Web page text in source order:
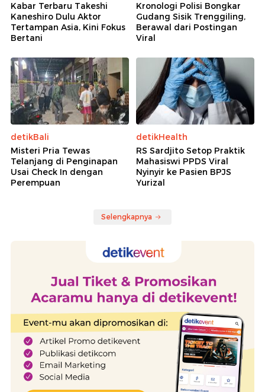
Kabar Terbaru Takeshi
Kaneshiro Dulu Aktor
Tertampan Asia, Kini Fokus
Bertani
Kronologi Polisi Bongkar
Gudang Sisik Trenggiling,
Berawal dari Postingan
Viral
detikBali
Misteri Pria Tewas
Telanjang di Penginapan
Usai Check In dengan
Perempuan
detikHealth
RS Sardjito Setop Praktik
Mahasiswi PPDS Viral
Nyinyir ke Pasien BPJS
Yurizal
Selengkapnya